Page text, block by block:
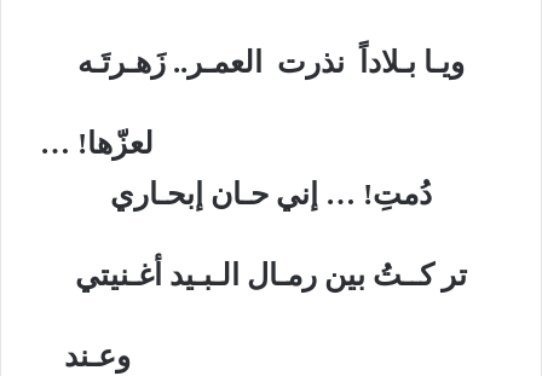
ويـا بـلاداً نذرت العمـر.. زَهـرتَـه
لعزّها! …
دُمتِ! … إني حـان إبحـاري
تر كــتُ بين رمـال الـبـيد أغـنيتي
وعـند